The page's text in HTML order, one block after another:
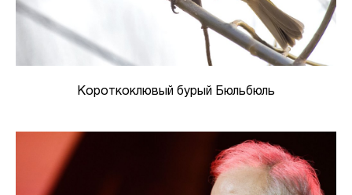
Короткоклювый бурый Бюльбюль